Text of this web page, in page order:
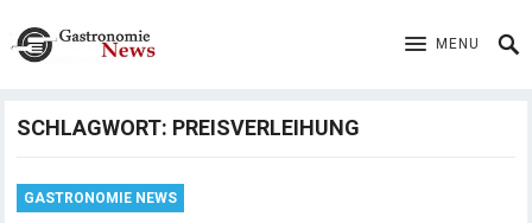
MENU
SCHLAGWORT: PREISVERLEIHUNG
GASTRONOMIE NEWS